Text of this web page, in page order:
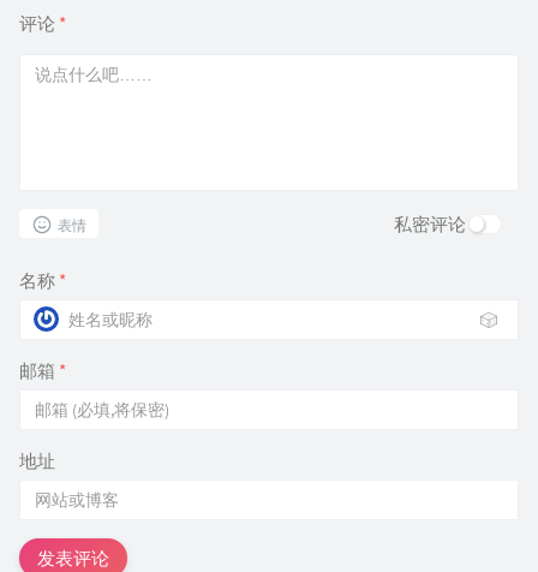
评论 *
表情 私密评论
名称 *
🎲
邮箱 *
地址
发表评论